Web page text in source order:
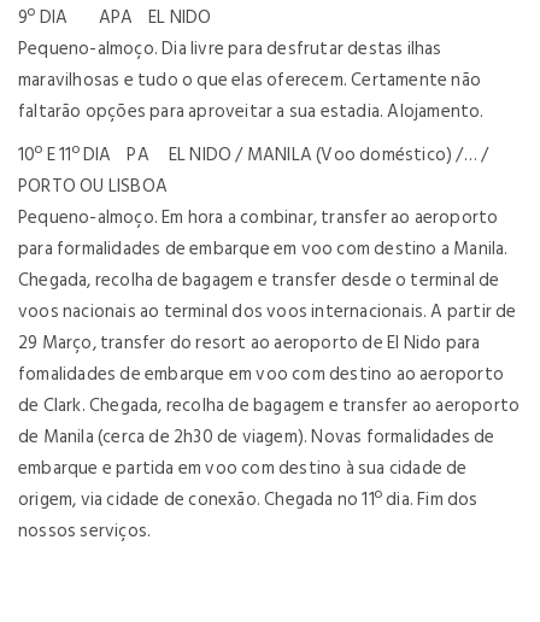
9º DIA APA EL NIDO
Pequeno-almoço. Dia livre para desfrutar destas ilhas
maravilhosas e tudo o que elas oferecem. Certamente não
faltarão opções para aproveitar a sua estadia. Alojamento.
10º E 11º DIA PA EL NIDO / MANILA (Voo doméstico) /… /
PORTO OU LISBOA
Pequeno-almoço. Em hora a combinar, transfer ao aeroporto
para formalidades de embarque em voo com destino a Manila.
Chegada, recolha de bagagem e transfer desde o terminal de
voos nacionais ao terminal dos voos internacionais. A partir de
29 Março, transfer do resort ao aeroporto de El Nido para
fomalidades de embarque em voo com destino ao aeroporto
de Clark. Chegada, recolha de bagagem e transfer ao aeroporto
de Manila (cerca de 2h30 de viagem). Novas formalidades de
embarque e partida em voo com destino à sua cidade de
origem, via cidade de conexão. Chegada no 11º dia. Fim dos
nossos serviços.